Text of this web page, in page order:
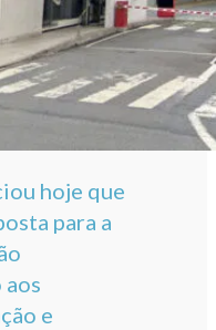
hoje que
para a
e